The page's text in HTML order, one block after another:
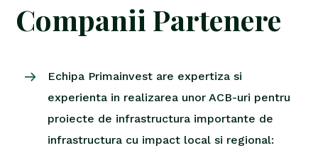
Companii Partenere
Echipa Primainvest are expertiza si
experienta in realizarea unor ACB-uri pentru
proiecte de infrastructura importante de
infrastructura cu impact local si regional: